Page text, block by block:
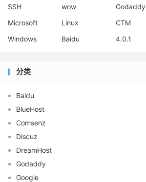
SSH wow
Godaddy
Microsoft
Linux
CTM
Windows
Baidu 4.0.1
分类
Baidu
BlueHost
Comsenz
Discuz
DreamHost
Godaddy
Google